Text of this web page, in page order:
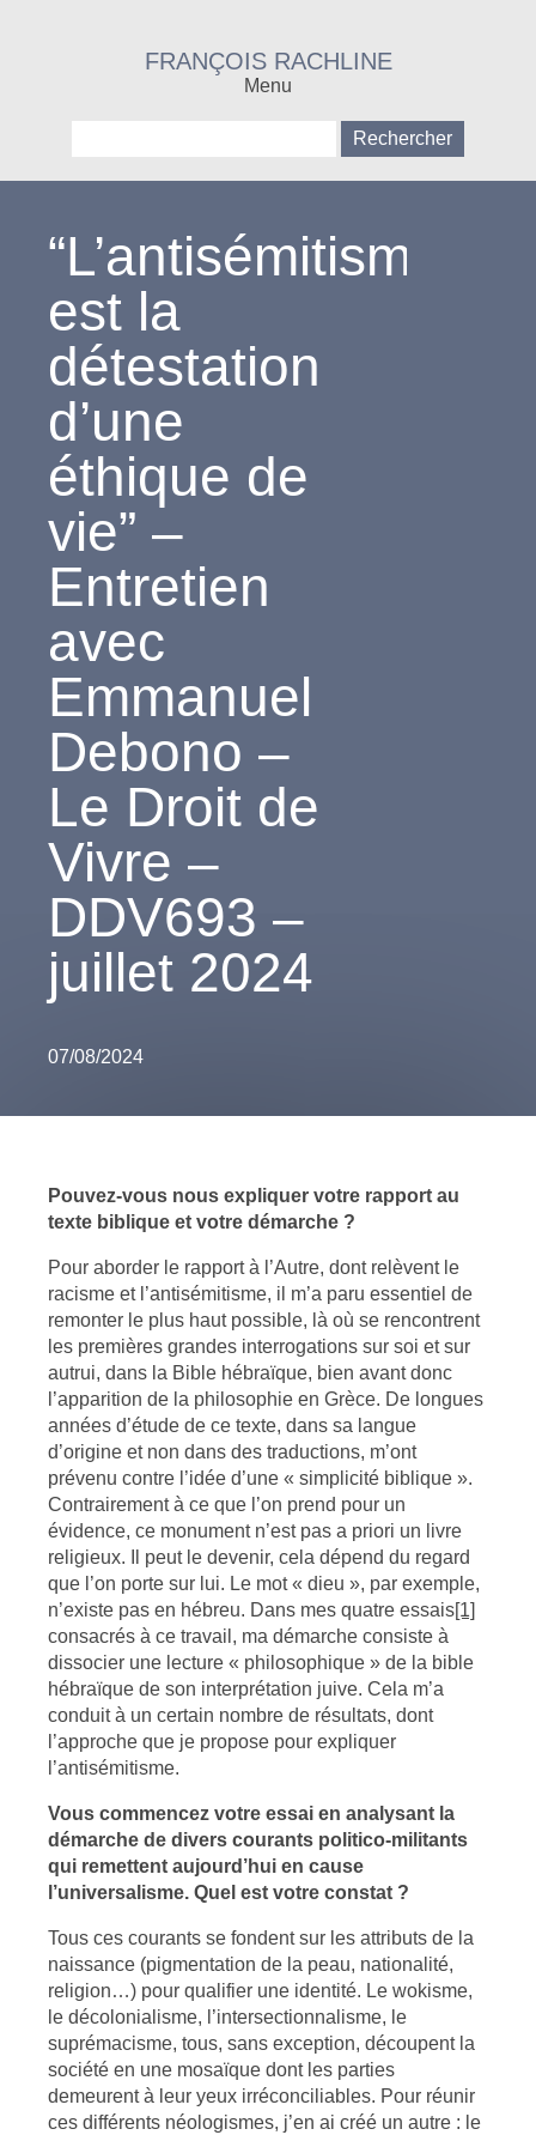
FRANÇOIS RACHLINE
Menu
“L’antisémitisme
est la
détestation
d’une
éthique de
vie” –
Entretien
avec
Emmanuel
Debono –
Le Droit de
Vivre –
DDV693 –
juillet 2024
07/08/2024
Pouvez-vous nous expliquer votre rapport au
texte biblique et votre démarche ?
Pour aborder le rapport à l’Autre, dont relèvent le
racisme et l’antisémitisme, il m’a paru essentiel de
remonter le plus haut possible, là où se rencontrent
les premières grandes interrogations sur soi et sur
autrui, dans la Bible hébraïque, bien avant donc
l’apparition de la philosophie en Grèce. De longues
années d’étude de ce texte, dans sa langue
d’origine et non dans des traductions, m’ont
prévenu contre l’idée d’une « simplicité biblique ».
Contrairement à ce que l’on prend pour un
évidence, ce monument n’est pas a priori un livre
religieux. Il peut le devenir, cela dépend du regard
que l’on porte sur lui. Le mot « dieu », par exemple,
n’existe pas en hébreu. Dans mes quatre essais[1]
consacrés à ce travail, ma démarche consiste à
dissocier une lecture « philosophique » de la bible
hébraïque de son interprétation juive. Cela m’a
conduit à un certain nombre de résultats, dont
l’approche que je propose pour expliquer
l’antisémitisme.
Vous commencez votre essai en analysant la
démarche de divers courants politico-militants
qui remettent aujourd’hui en cause
l’universalisme. Quel est votre constat ?
Tous ces courants se fondent sur les attributs de la
naissance (pigmentation de la peau, nationalité,
religion…) pour qualifier une identité. Le wokisme,
le décolonialisme, l’intersectionnalisme, le
suprémacisme, tous, sans exception, découpent la
société en une mosaïque dont les parties
demeurent à leur yeux irréconciliables. Pour réunir
ces différents néologismes, j’en ai créé un autre : le